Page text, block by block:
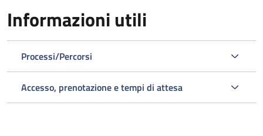
Informazioni utili
Processi/Percorsi
Accesso, prenotazione e tempi di attesa